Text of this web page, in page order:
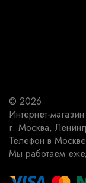
© 2026
Интернет-магазин
г. Москва,
Телефон в
Мы работаем